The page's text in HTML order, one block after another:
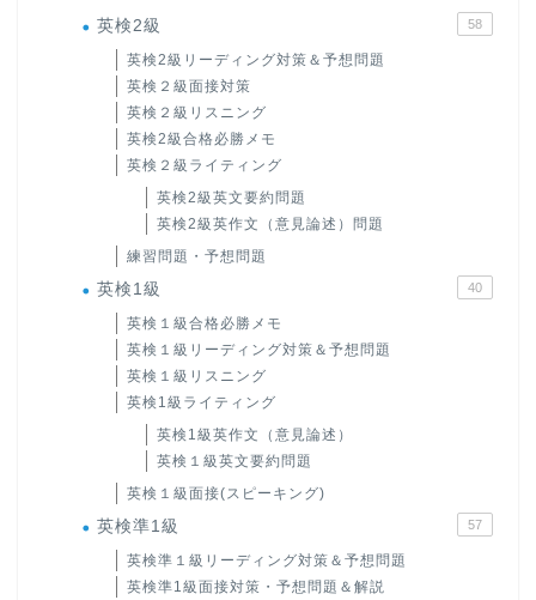
英検2級 58
英検2級リーディング対策＆予想問題
英検２級面接対策
英検２級リスニング
英検2級合格必勝メモ
英検２級ライティング
英検2級英文要約問題
英検2級英作文（意見論述）問題
練習問題・予想問題
英検1級 40
英検１級合格必勝メモ
英検１級リーディング対策＆予想問題
英検１級リスニング
英検1級ライティング
英検1級英作文（意見論述）
英検１級英文要約問題
英検１級面接(スピーキング)
英検準1級 57
英検準１級リーディング対策＆予想問題
英検準1級面接対策・予想問題＆解説